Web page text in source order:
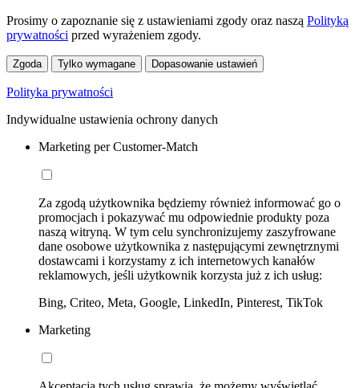
Prosimy o zapoznanie się z ustawieniami zgody oraz naszą Polityką
prywatności przed wyrażeniem zgody.
Zgoda Tylko wymagane Dopasowanie ustawień
Polityka prywatności
Indywidualne ustawienia ochrony danych
Marketing per Customer-Match
Za zgodą użytkownika będziemy również informować go o
promocjach i pokazywać mu odpowiednie produkty poza
naszą witryną. W tym celu synchronizujemy zaszyfrowane
dane osobowe użytkownika z następującymi zewnętrznymi
dostawcami i korzystamy z ich internetowych kanałów
reklamowych, jeśli użytkownik korzysta już z ich usług:
Bing, Criteo, Meta, Google, LinkedIn, Pinterest, TikTok
Marketing